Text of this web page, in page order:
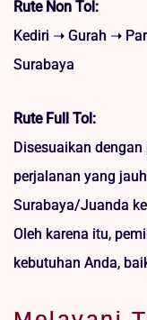
Rute Non Tol:
Kediri ➝ Gurah ➝
Surabaya
Rute Full Tol:
Disesuaikan
perjalanan yang
Surabaya/Juanda
Oleh karena itu,
kebutuhan Anda,